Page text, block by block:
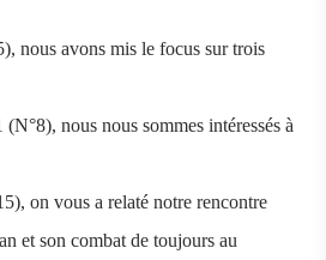
nous avons mis le focus sur trois
nous nous sommes intéressés à
on vous a relaté notre rencontre
et son combat de toujours au